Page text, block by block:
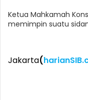
Ketua Mahkamah
memimpin suatu
Jakarta(